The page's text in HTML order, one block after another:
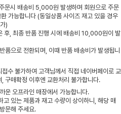
문시 배송비 5,000원 발생하며 회원으로 주문
가능합니다 (동일상품 사이즈 재고 있을 경우
)
후, 최종 반품 진행 시에 배송비 10,000원이 발
품으로 전환되며, 이때 반품 배송비가 발생됩니
수 불가하여 고객님께서 직접 네이버페이로 교
구매확정 이후엔 교환처리 불가합니다.
운 오프라인 매장에서 가능합니다.
고 있는 제품과 재고 수량이 상이하니, 해당 매
문해 주세요.